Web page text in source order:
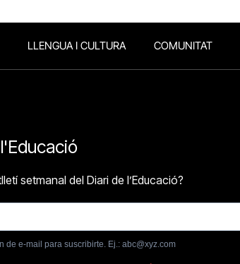
LLENGUA I CULTURA COMUNITAT